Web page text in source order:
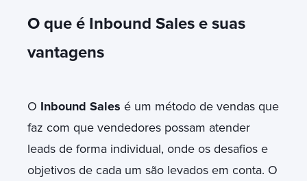
O que é Inbound Sales e suas
vantagens
O Inbound Sales é um método de vendas que
faz com que vendedores possam atender
leads de forma individual, onde os desafios e
objetivos de cada um são levados em conta. O